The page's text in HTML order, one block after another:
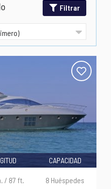
Filtrar
/ 87 ft.
CAPACIDAD
8 Huéspedes